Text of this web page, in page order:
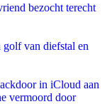
bezocht terecht
van diefstal en
in iCloud aan
vermoord door